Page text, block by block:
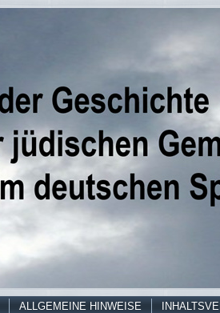
ALLGEMEINE HINWEISE